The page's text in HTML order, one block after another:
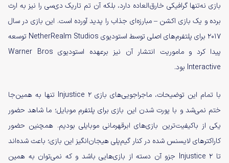
بازی نه‌تنها گرافیکی خارق‌العاده دارد، بلکه آن تم تاریک دی‌سی را نیز به ارث
برده و یک بازی اکشن – مبارزه‌ای جذاب را پدید آورده است. این بازی در سال
۲۰۱۷ برای پلتفرم‌های اصلی توسط استودیوی NetherRealm Studios توسعه
پیدا کرد و ماموریت انتشار آن نیز برعهده استودیوی Warner Bros
Interactive بود.
با تمام این توضیحات، ماجراجویی‌های بازی Injustice 2 تنها به همین‌جا
ختم نمی‌شد و با پورت شدن این بازی برای پلتفرم موبایل؛ ما شاهد حضور
یکی از باکیفیت‌ترین بازی‌های ابرقهرمانی موبایلی بودیم. همچنین حضور
کاراکترهای لایسنس شده در کنار گیم‌پلی هیجان‌انگیز این بازی؛ باعث شده‌اند
تا Injustice 2 جزو آن دسته از بازی‌هایی باشد و که نمی‌توان به همین